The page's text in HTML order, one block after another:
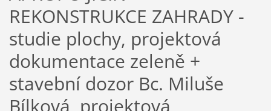
REKONSTRUKCE ZAHRADY -
studie plochy, projektová
dokumentace zeleně +
stavební dozor Bc. Miluše
Bílková, projektová